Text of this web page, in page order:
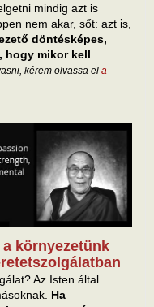
mindig azt is
nem akar, sőt: azt is,
döntésképes,
hogy mikor kell
kérem olvassa el a
környezetünk
Az Isten által
Ha